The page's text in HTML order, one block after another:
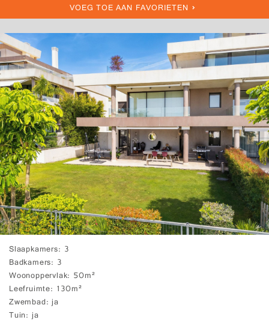
VOEG TOE AAN FAVORIETEN
Slaapkamers 3
Badkamers 3
Woonoppervlak 50m²
Leefruimte 130m²
Zwembad ja
Tuin ja